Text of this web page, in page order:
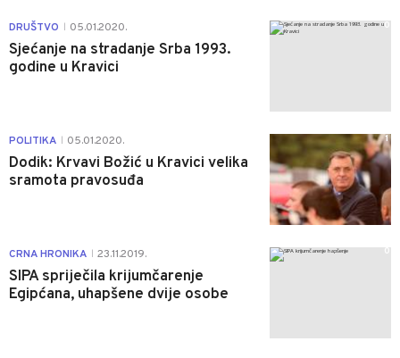
DRUŠTVO 05.01.2020.
Sjećanje na stradanje Srba 1993.
godine u Kravici
0
POLITIKA 05.01.2020.
Dodik: Krvavi Božić u Kravici velika
sramota pravosuđa
1
CRNA HRONIKA 23.11.2019.
SIPA spriječila krijumčarenje
Egipćana, uhapšene dvije osobe
0